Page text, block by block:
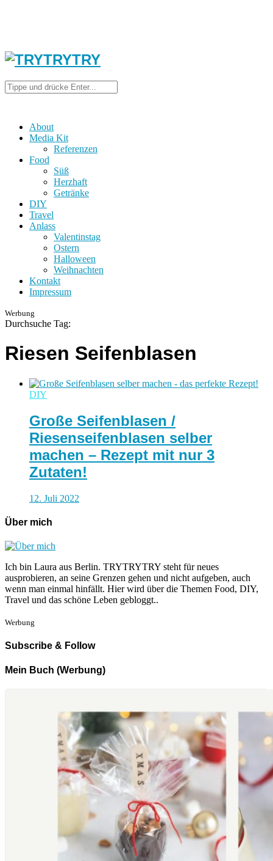
About
Media Kit
Referenzen
Food
Süß
Herzhaft
Getränke
DIY
Travel
Anlass
Valentinstag
Ostern
Halloween
Weihnachten
Kontakt
Impressum
Werbung
Durchsuche Tag:
Riesen Seifenblasen
DIY
Große Seifenblasen /
Riesenseifenblasen selber
machen – Rezept mit nur 3
Zutaten!
12. Juli 2022
Über mich
Ich bin Laura aus Berlin. TRYTRYTRY steht für neues
ausprobieren, an seine Grenzen gehen und nicht aufgeben, auch
wenn man einmal hinfällt. Hier wird über die Themen Food, DIY,
Travel und das schöne Leben gebloggt..
Werbung
Subscribe & Follow
Mein Buch (Werbung)